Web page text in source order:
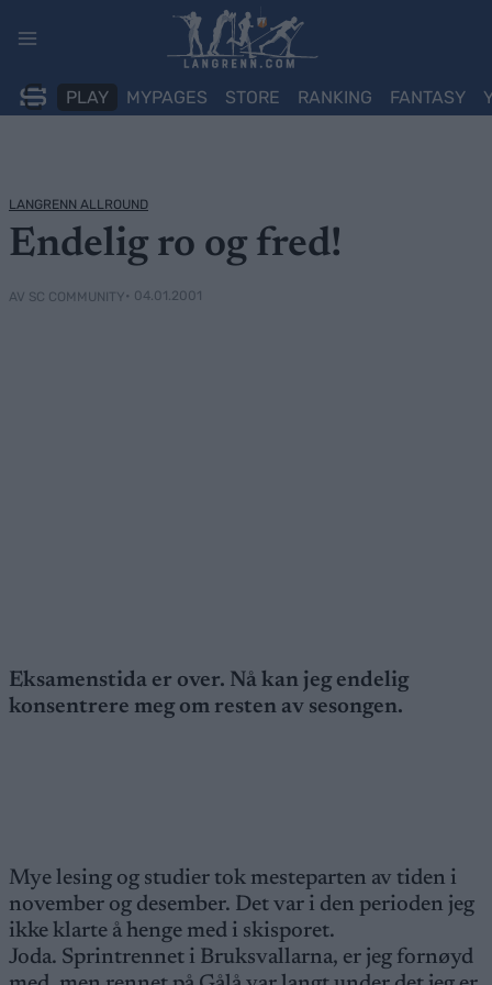
PLAY MYPAGES STORE RANKING FANTASY
LANGRENN ALLROUND
Endelig ro og fred!
AV SC COMMUNITY• 04.01.2001
Eksamenstida er over. Nå kan jeg endelig
konsentrere meg om resten av sesongen.
Mye lesing og studier tok mesteparten av tiden i
november og desember. Det var i den perioden jeg
ikke klarte å henge med i skisporet.
Joda. Sprintrennet i Bruksvallarna, er jeg fornøyd